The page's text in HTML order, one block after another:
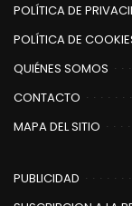
POLÍTICA DE
POLÍTICA DE
QUIÉNES SOMOS
CONTACTO
MAPA DEL SITIO
PUBLICIDAD